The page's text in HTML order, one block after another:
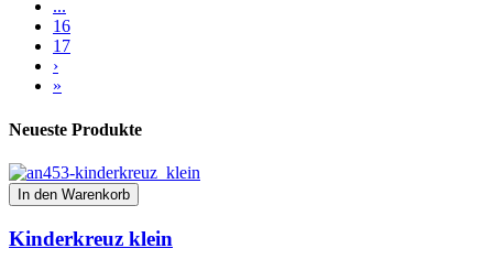
...
16
17
›
»
Neueste Produkte
In den Warenkorb
Kinderkreuz klein